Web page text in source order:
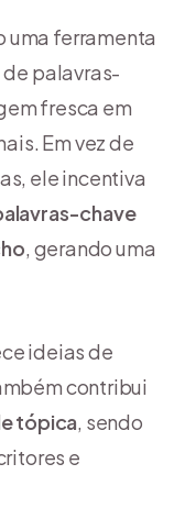
uma ferramenta
palavras-
fresca em
Em vez de
ele incentiva
chave
, gerando uma
ideias de
contribui
tópica , sendo
e